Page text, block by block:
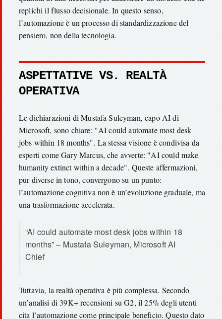
replichi il flusso decisionale. In questo senso,
l’automazione è un processo di standardizzazione del
pensiero, non della tecnologia.
ASPETTATIVE VS. REALTÀ
OPERATIVA
Le dichiarazioni di Mustafa Suleyman, capo AI di
Microsoft, sono chiare: "AI could automate most desk
jobs within 18 months". La stessa visione è condivisa da
esperti come Gary Marcus, che avverte: "AI could make
humanity extinct within a decade". Queste affermazioni,
pur diverse in tono, convergono su un punto:
l’automazione cognitiva non è un’evoluzione graduale, ma
una trasformazione accelerata.
“AI could automate most desk jobs within 18
months” – Mustafa Suleyman, Microsoft AI
Chief
Tuttavia, la realtà operativa è più complessa. Secondo
un’analisi di 39K+ recensioni su G2, il 25% degli utenti
cita l’automazione come principale beneficio. Questo dato